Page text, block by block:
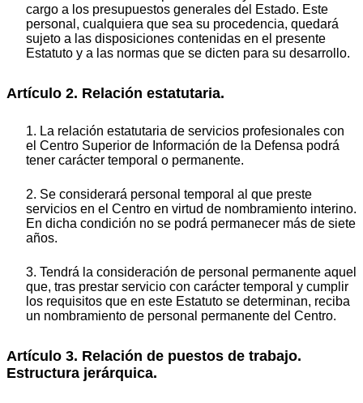
cargo a los presupuestos generales del Estado. Este
personal, cualquiera que sea su procedencia, quedará
sujeto a las disposiciones contenidas en el presente
Estatuto y a las normas que se dicten para su desarrollo.
Artículo 2. Relación estatutaria.
1. La relación estatutaria de servicios profesionales con
el Centro Superior de Información de la Defensa podrá
tener carácter temporal o permanente.
2. Se considerará personal temporal al que preste
servicios en el Centro en virtud de nombramiento interino.
En dicha condición no se podrá permanecer más de siete
años.
3. Tendrá la consideración de personal permanente aquel
que, tras prestar servicio con carácter temporal y cumplir
los requisitos que en este Estatuto se determinan, reciba
un nombramiento de personal permanente del Centro.
Artículo 3. Relación de puestos de trabajo.
Estructura jerárquica.